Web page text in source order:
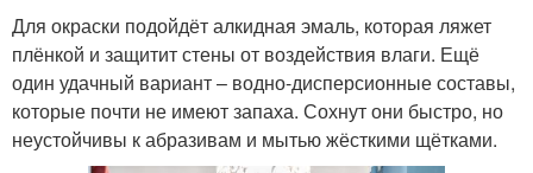
Для окраски подойдёт алкидная эмаль, которая ляжет
плёнкой и защитит стены от воздействия влаги. Ещё
один удачный вариант – водно-дисперсионные составы,
которые почти не имеют запаха. Сохнут они быстро, но
неустойчивы к абразивам и мытью жёсткими щётками.